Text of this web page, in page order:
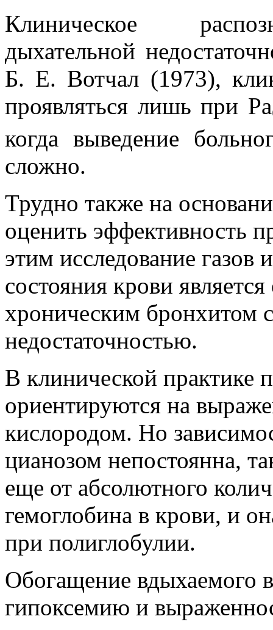
Клиническое
дыхательной
Б. Е. Вотчал (1973),
проявляться лишь при Ра
когда выведение
сложно.
Трудно также на
оценить эффективность
этим исследование газов
состояния крови
хроническим бронхитом
недостаточностью.
В клинической практике
ориентируются на
кислородом. Но
цианозом непостоянна,
еще от абсолютного
гемоглобина в крови, и
при полиглобулии.
Обогащение вдыхаемого
гипоксемию и